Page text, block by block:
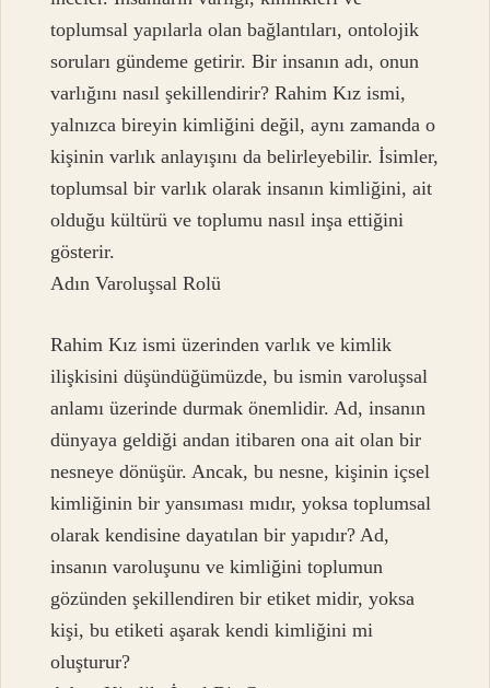
toplumsal yapılarla olan bağlantıları, ontolojik
soruları gündeme getirir. Bir insanın adı, onun
varlığını nasıl şekillendirir? Rahim Kız ismi,
yalnızca bireyin kimliğini değil, aynı zamanda o
kişinin varlık anlayışını da belirleyebilir. İsimler,
toplumsal bir varlık olarak insanın kimliğini, ait
olduğu kültürü ve toplumu nasıl inşa ettiğini
gösterir.
Adın Varoluşsal Rolü
Rahim Kız ismi üzerinden varlık ve kimlik
ilişkisini düşündüğümüzde, bu ismin varoluşsal
anlamı üzerinde durmak önemlidir. Ad, insanın
dünyaya geldiği andan itibaren ona ait olan bir
nesneye dönüşür. Ancak, bu nesne, kişinin içsel
kimliğinin bir yansıması mıdır, yoksa toplumsal
olarak kendisine dayatılan bir yapıdır? Ad,
insanın varoluşunu ve kimliğini toplumun
gözünden şekillendiren bir etiket midir, yoksa
kişi, bu etiketi aşarak kendi kimliğini mi
oluşturur?